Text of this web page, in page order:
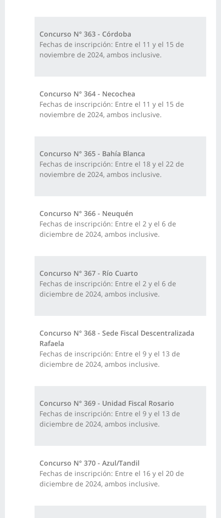
Concurso N° 363 - Córdoba
Fechas de inscripción: Entre el 11 y el 15 de
noviembre de 2024, ambos inclusive.
Concurso N° 364 - Necochea
Fechas de inscripción: Entre el 11 y el 15 de
noviembre de 2024, ambos inclusive.
Concurso N° 365 - Bahía Blanca
Fechas de inscripción: Entre el 18 y el 22 de
noviembre de 2024, ambos inclusive.
Concurso N° 366 - Neuquén
Fechas de inscripción: Entre el 2 y el 6 de
diciembre de 2024, ambos inclusive.
Concurso N° 367 - Río Cuarto
Fechas de inscripción: Entre el 2 y el 6 de
diciembre de 2024, ambos inclusive.
Concurso N° 368 - Sede Fiscal Descentralizada
Rafaela
Fechas de inscripción: Entre el 9 y el 13 de
diciembre de 2024, ambos inclusive.
Concurso N° 369 - Unidad Fiscal Rosario
Fechas de inscripción: Entre el 9 y el 13 de
diciembre de 2024, ambos inclusive.
Concurso N° 370 - Azul/Tandil
Fechas de inscripción: Entre el 16 y el 20 de
diciembre de 2024, ambos inclusive.